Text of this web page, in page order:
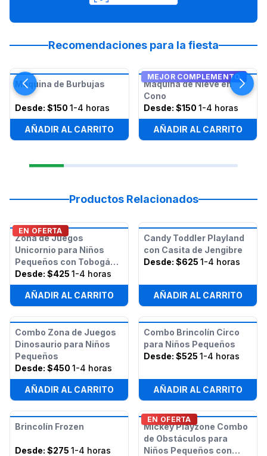
Recomendaciones para la fiesta
Máquina de Burbujas
Desde: $150 1-4 horas
AÑADIR AL CARRITO
MEJOR COMPLEMENTO
Máquina de Nieve en
Cono
Desde: $150 1-4 horas
AÑADIR AL CARRITO
Productos Relacionados
EN OFERTA
Zona de Juegos
Unicornio para Niños
Pequeños con Tobogán
(Seco o Húmedo)
Desde: $425 1-4 horas
AÑADIR AL CARRITO
Candy Toddler Playland
con Casita de Jengibre
Desde: $625 1-4 horas
AÑADIR AL CARRITO
Combo Zona de Juegos
Dinosaurio para Niños
Pequeños
Desde: $450 1-4 horas
AÑADIR AL CARRITO
Combo Brincolín Circo
para Niños Pequeños
Desde: $525 1-4 horas
AÑADIR AL CARRITO
Brincolín Frozen
Desde: $275 1-4 horas
EN OFERTA
Mickey Playzone Combo
de Obstáculos para
Niños Pequeños con